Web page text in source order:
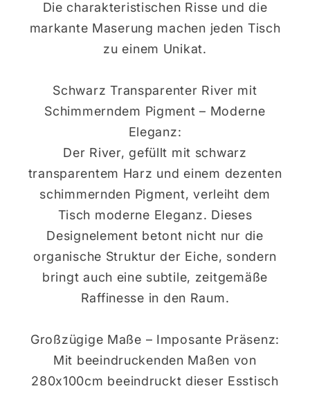
Die charakteristischen Risse und die
markante Maserung machen jeden Tisch
zu einem Unikat.
Schwarz Transparenter River mit
Schimmerndem Pigment – Moderne
Eleganz:
Der River, gefüllt mit schwarz
transparentem Harz und einem dezenten
schimmernden Pigment, verleiht dem
Tisch moderne Eleganz. Dieses
Designelement betont nicht nur die
organische Struktur der Eiche, sondern
bringt auch eine subtile, zeitgemäße
Raffinesse in den Raum.
Großzügige Maße – Imposante Präsenz:
Mit beeindruckenden Maßen von
280x100cm beeindruckt dieser Esstisch